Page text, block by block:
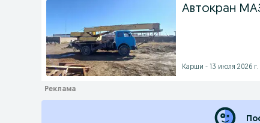
Автокран
Карши - 13 июля 2026 г.